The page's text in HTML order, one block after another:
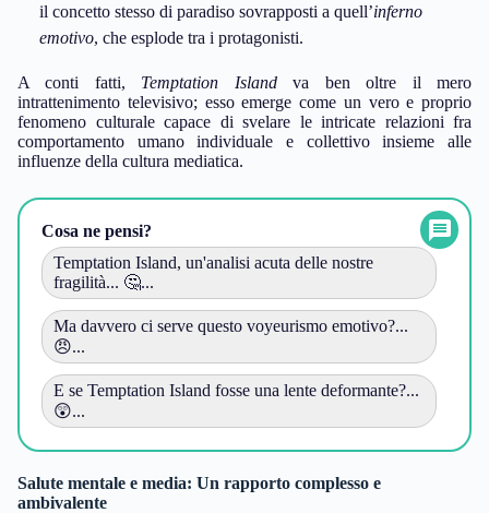
il concetto stesso di paradiso sovrapposti a quell’inferno
emotivo, che esplode tra i protagonisti.
A conti fatti, Temptation Islandva ben oltre il mero
intrattenimento televisivo; esso emerge come un vero e proprio
fenomeno culturale capace di svelare le intricate relazioni fra
comportamento umano individuale e collettivo insieme alle
influenze della cultura mediatica.
Cosa ne pensi?
Temptation Island, un'analisi acuta delle nostre
fragilità... 🤔...
Ma davvero ci serve questo voyeurismo emotivo?...
😠...
E se Temptation Island fosse una lente deformante?...
😲...
Salute mentale e media: Un rapporto complesso e
ambivalente